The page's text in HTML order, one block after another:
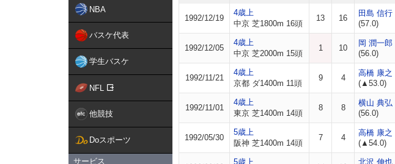
NBA
バスケ代表
学生バスケ
NFL
他競技
Doスポーツ
サービス
1992/12/19
4歳上
中京 芝1800m 16頭
13 16
田島 信行
(57.0)
1992/12/05
4歳上
中京 芝2000m 15頭
1 10
岡 潤一郎
(56.0)
1992/11/21
4歳上
京都 ダ1400m 11頭
9 4
高橋 康之
(▲53.0)
1992/11/01
4歳上
東京 芝1400m 14頭
8 8
横山 典弘
(56.0)
1992/05/30
5歳上
阪神 芝1400m 14頭
7 4
高橋 康之
(▲54.0)
5歳上
北沢 伸也